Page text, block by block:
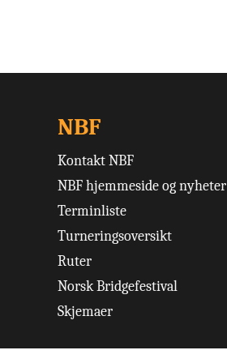
NBF
Kontakt NBF
NBF hjemmeside og nyheter
Terminliste
Turneringsoversikt
Ruter
Norsk Bridgefestival
Skjemaer